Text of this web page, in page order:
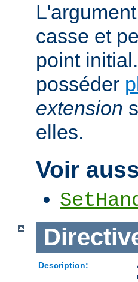
L'argument
casse et
point
posséder
extension
elles.
Voir
Description: